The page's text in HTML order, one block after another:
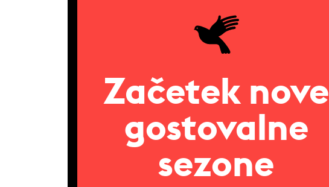
Začetek nove
gostovalne
sezone